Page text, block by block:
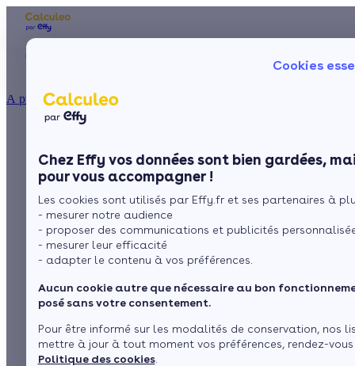
Cookies
Chez Effy vos données sont bien gardées,
pour vous accompagner !
Les cookies sont utilisés par Effy.fr et ses partenaires à
- mesurer notre audience
- proposer des communications et publicités
- mesurer leur efficacité
- adapter le contenu à vos préférences.
Aucun cookie autre que nécessaire au bon
posé sans votre consentement.
Pour être informé sur les modalités de conservation, nos
mettre à jour à tout moment vos préférences, rendez-
Politique des cookies.
À propos
Ma Prime Rénov'
Le chèque énergie
La TVA réduite
L'éco-prêt à taux zéro
Trouver mes aides
Nos conseils
Sol
Fenêtres
Isolation, chauffage,
production d'eau
chaude, quelle est la
rentabilité des
différents travaux
d'économies
d'énergie